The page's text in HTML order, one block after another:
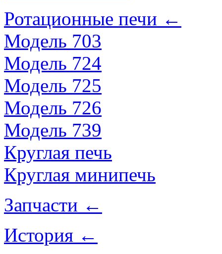
Ротационные печи ←
Модель 703
Модель 724
Модель 725
Модель 726
Модель 739
Круглая печь
Круглая минипечь
Запчасти ←
История ←